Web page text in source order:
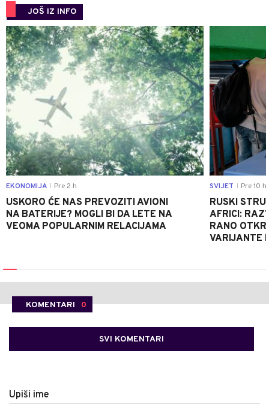
JOŠ IZ INFO
0
EKONOMIJA Pre 2 h
USKORO ĆE NAS PREVOZITI AVIONI
NA BATERIJE? MOGLI BI DA LETE NA
VEOMA POPULARNIM RELACIJAMA
SVIJET Pre 10 h
RUSKI
AFRICI:
RANO
VARIJANTE
KOMENTARI 0
SVI KOMENTARI
Upiši ime